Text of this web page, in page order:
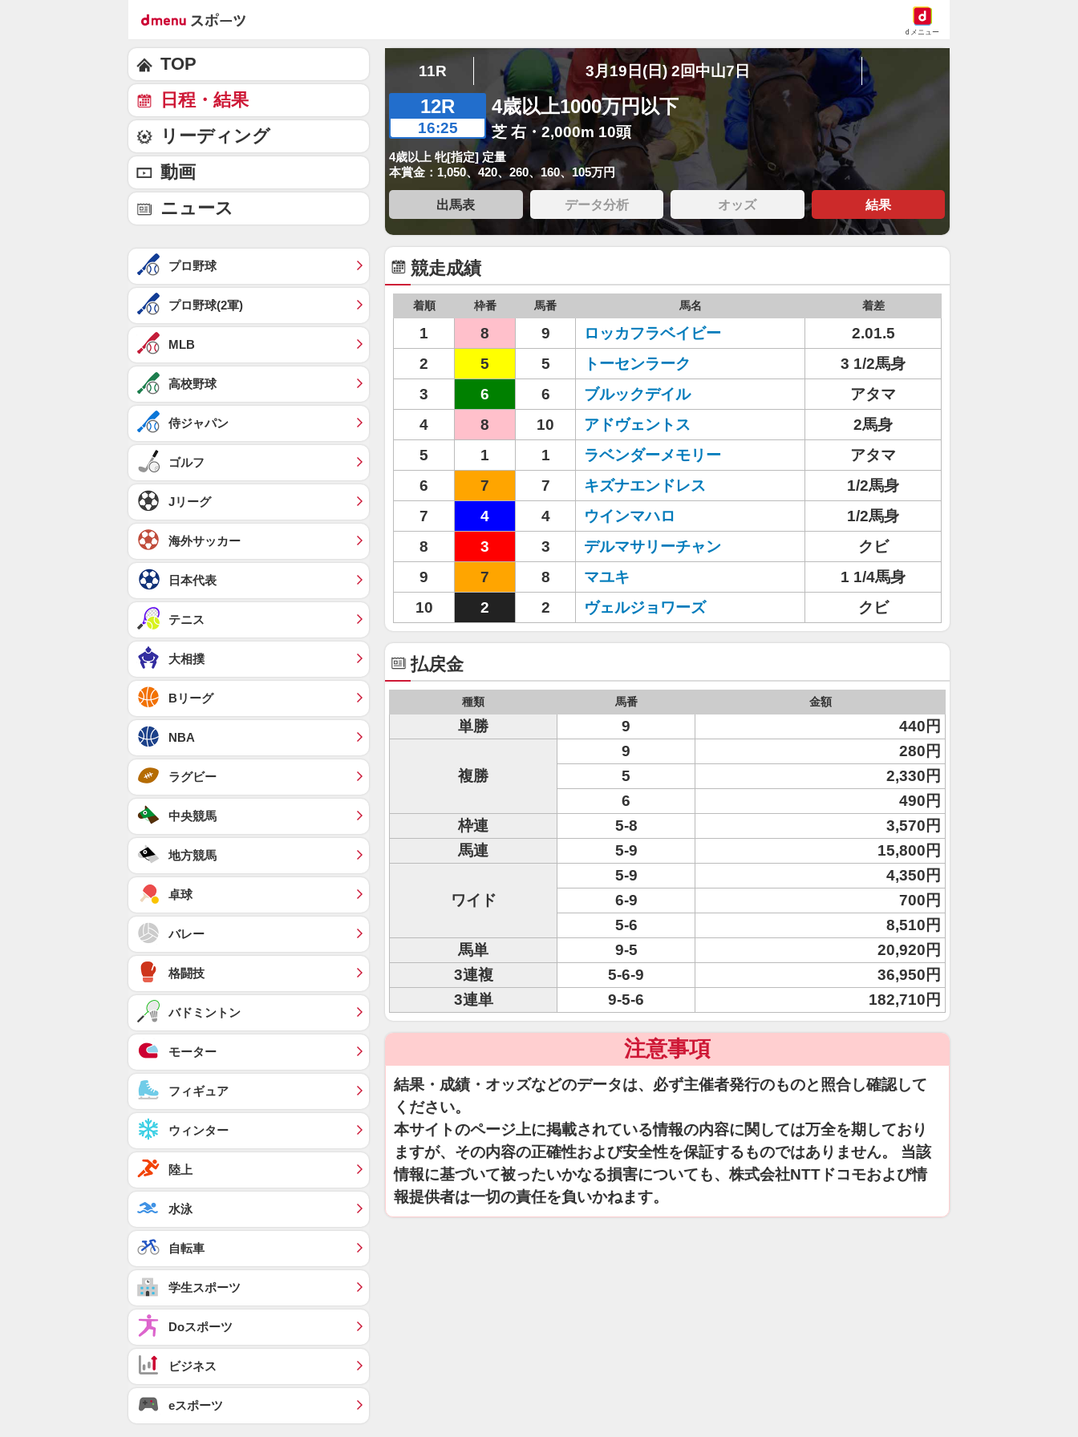
dメニュー
11R 3月19日(日) 2回中山7日
12R
16:25
4歳以上1000万円以下
芝 右・2,000m 10頭
4歳以上 牝[指定] 定量
本賞金：1,050、420、260、160、105万円
出馬表 データ分析 オッズ 結果
競走成績
着順 枠番 馬番 馬名 着差
1 8 9 ロッカフラベイビー
2.01.5
2
5 5 トーセンラーク
3 1/2馬身
3
6 6 ブルックデイル
アタマ
4
8 10 アドヴェントス
2馬身
5
1 1 ラベンダーメモリー
アタマ
6
7 7 キズナエンドレス
1/2馬身
7
4 4 ウインマハロ
1/2馬身
8
3 3 デルマサリーチャン
クビ
9
7 8 マユキ
1 1/4馬身
10
2 2 ヴェルジョワーズ クビ
払戻金
種類 馬番 金額
単勝 9 440円
複勝
9
280円
5
2,330円
6
490円
枠連
5-8
3,570円
馬連
5-9 15,800円
ワイド
5-9
4,350円
6-9
700円
5-6
8,510円
馬単
9-5
20,920円
3連複
5-6-9
36,950円
3連単
9-5-6 182,710円
注意事項
結果・成績・オッズなどのデータは、必ず主催者発行のものと照合し確認して
ください。
本サイトのページ上に掲載されている情報の内容に関しては万全を期しており
ますが、その内容の正確性および安全性を保証するものではありません。 当該
情報に基づいて被ったいかなる損害についても、株式会社NTTドコモおよび情
報提供者は一切の責任を負いかねます。
TOP
日程・結果
リーディング
動画
ニュース
プロ野球
プロ野球(2軍)
MLB
高校野球
侍ジャパン
ゴルフ
Jリーグ
海外サッカー
日本代表
テニス
大相撲
Bリーグ
NBA
ラグビー
中央競馬
地方競馬
卓球
バレー
格闘技
バドミントン
モーター
フィギュア
ウィンター
陸上
水泳
自転車
学生スポーツ
Doスポーツ
ビジネス
eスポーツ